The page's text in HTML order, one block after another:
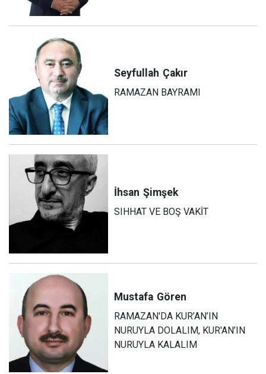
Seyfullah Çakır
RAMAZAN BAYRAMI
İhsan Şimşek
SIHHAT VE BOŞ VAKİT
Mustafa Gören
RAMAZAN'DA KUR’AN’IN
NURUYLA DOLALIM, KUR'AN’IN
NURUYLA KALALIM